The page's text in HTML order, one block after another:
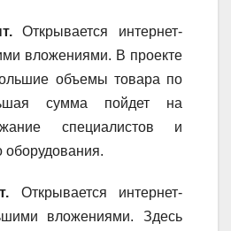
Открывается интернет-
вложениями. В проекте
объемы товара по
сумма пойдет на
специалистов и
оборудования.
Открывается интернет-
вложениями. Здесь